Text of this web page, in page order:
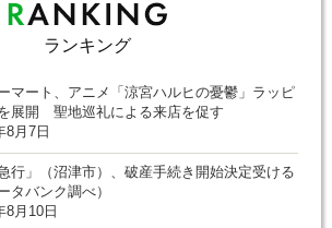
ランキング
マート、アニメ「涼宮ハルヒの憂鬱」ラッピ
展開 聖地巡礼による来店を促す
8月7日
行」（沼津市）、破産手続き開始決定受ける
タバンク調べ）
8月10日